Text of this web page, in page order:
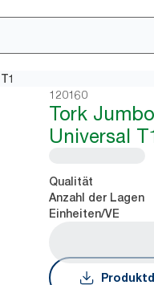
120160
Tork
Universal
Qualität
Anzahl der Lagen
Einheiten/VE